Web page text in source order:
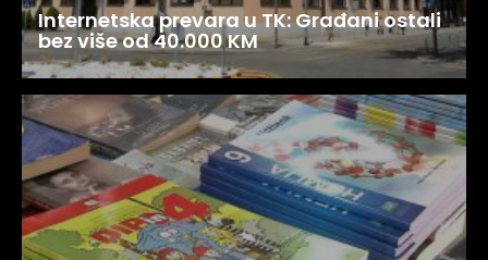
Internetska prevara u TK: Građani ostali
bez više od 40.000 KM